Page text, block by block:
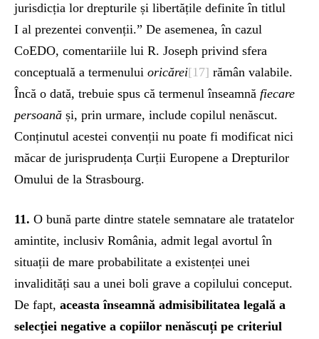
jurisdicția lor drepturile și libertățile definite în titlul
I al prezentei convenții.” De asemenea, în cazul
CoEDO, comentariile lui R. Joseph privind sfera
conceptuală a termenului oricărei[17] rămân valabile.
Încă o dată, trebuie spus că termenul înseamnă fiecare
persoană și, prin urmare, include copilul nenăscut.
Conținutul acestei convenții nu poate fi modificat nici
măcar de jurisprudența Curții Europene a Drepturilor
Omului de la Strasbourg.
11. O bună parte dintre statele semnatare ale tratatelor
amintite, inclusiv România, admit legal avortul în
situații de mare probabilitate a existenței unei
invalidități sau a unei boli grave a copilului conceput.
De fapt, aceasta înseamnă admisibilitatea legală a
selecției negative a copiilor nenăscuți pe criteriul